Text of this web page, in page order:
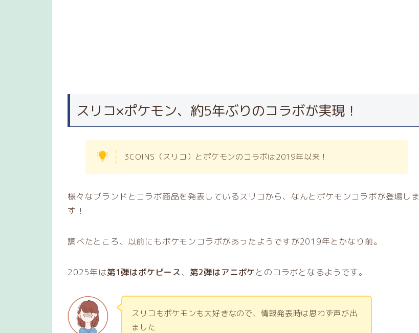
スリコ×ポケモン、約5年ぶりのコラボが実現！
3COINS（スリコ）とポケモンのコラボは2019年以来！
様々なブランドとコラボ商品を発表しているスリコから、なんとポケモンコラボが登場しま
す！
調べたところ、以前にもポケモンコラボがあったようですが2019年とかなり前。
2025年は第1弾はポケピース、 第2弾はアニポケとのコラボとなるようです。
スリコもポケモンも大好きなので、情報発表時は思わず声が出
ました